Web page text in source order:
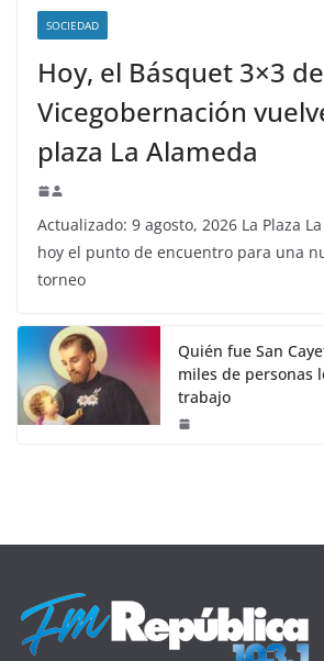
SOCIEDAD
Hoy, el Básquet 3×3
Vicegobernación
plaza La Alameda
Actualizado: 9 agosto, 2026 La Plaza
hoy el punto de encuentro para una
torneo
Quién fue San
miles de personas
trabajo